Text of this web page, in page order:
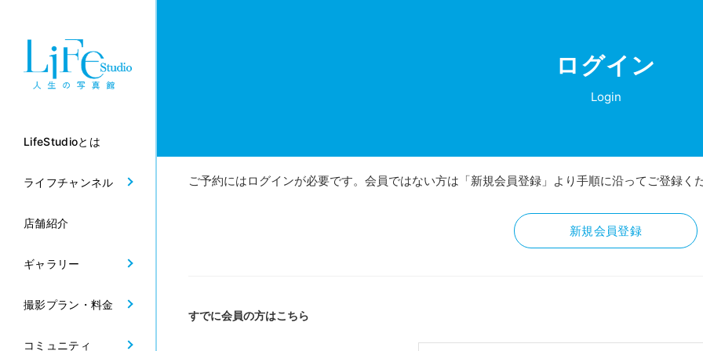
LifeStudioとは
ライフチャンネル
店舗紹介
ギャラリー
撮影プラン・料金
コミュニティ
ログイン
Login
ご予約にはログインが必要です。会員ではない方は「新規会員登録」より手順に沿ってご登録く
新規会員登録
すでに会員の方はこちら